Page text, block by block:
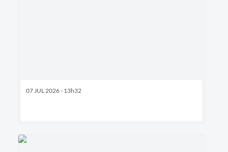
07 JUL 2026 - 13h32